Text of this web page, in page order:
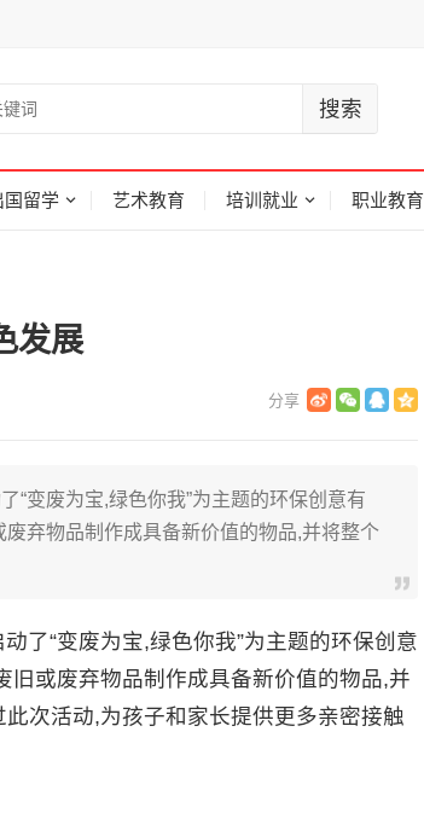
国留学 艺术教育 培训就业 职业教育
发展
“变废为宝,绿色你我”为主题的环保创意有
弃物品制作成具备新价值的物品,并将整个
了“变废为宝,绿色你我”为主题的环保创意
或废弃物品制作成具备新价值的物品,并
次活动,为孩子和家长提供更多亲密接触